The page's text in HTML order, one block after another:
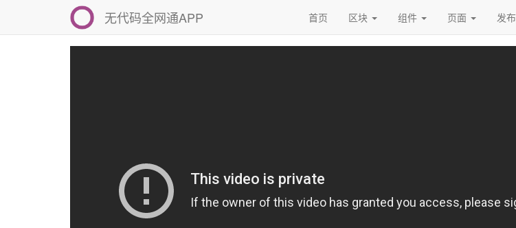
无代码全网通APP 首页 区块 组件 页面 发布